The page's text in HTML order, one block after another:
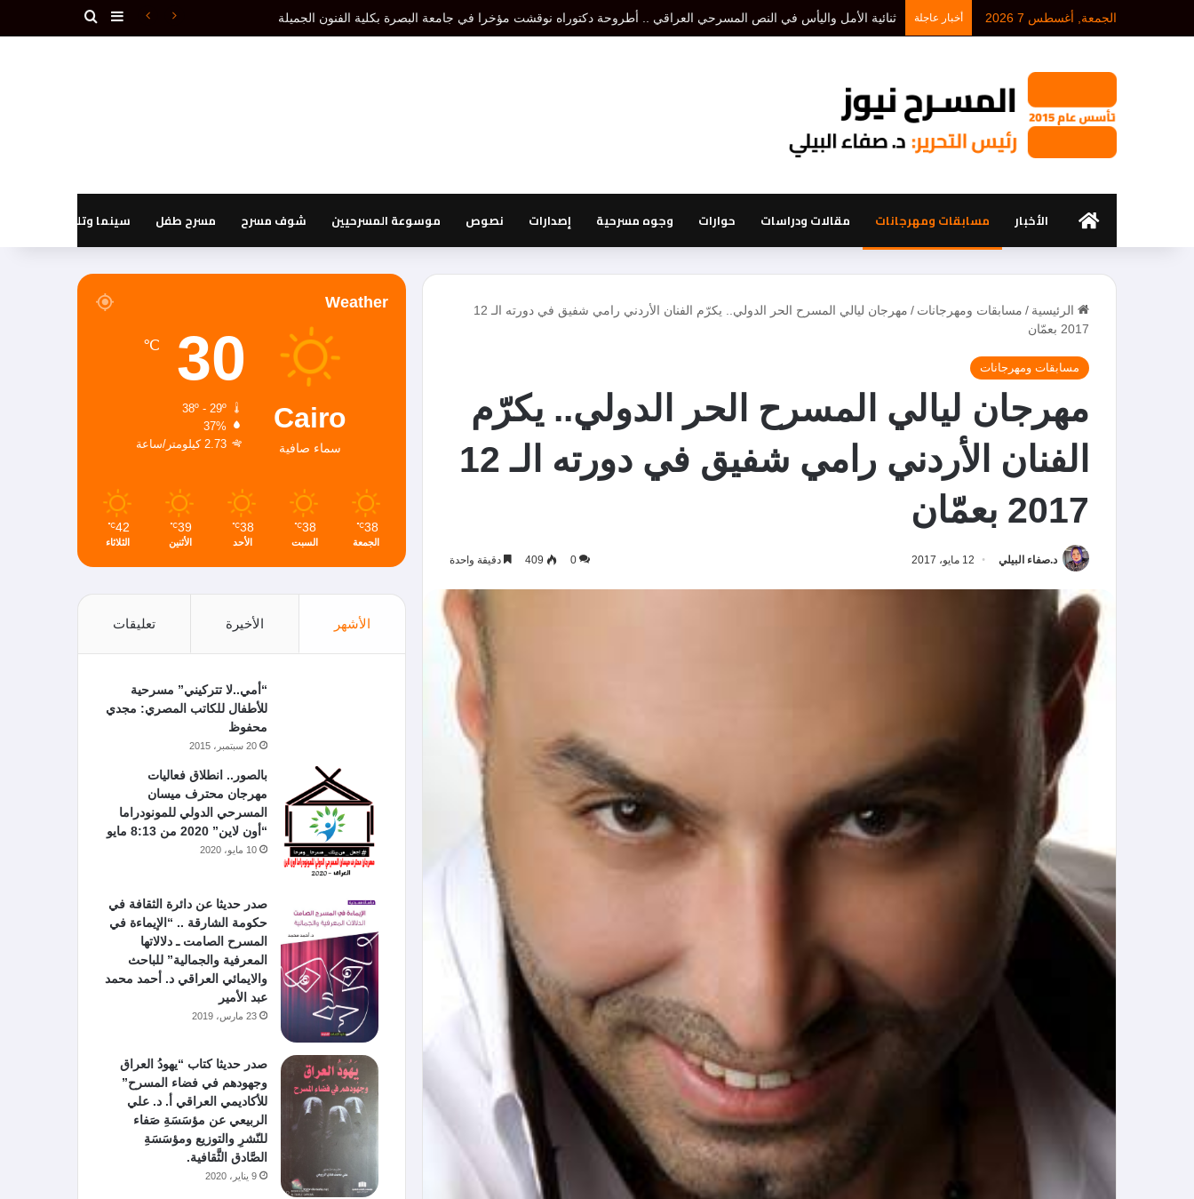
الجمعة, أغسطس 7 2026 أخبار عاجلة د. أحمد بلخيري: كل تنظير مسرحي هو إقصاء لتنظير أو تنظيرات أخرى، أما نظرية المسرح فتدرس الكل دون إقصاء.(1ـ 3) إضافة عمود جانبي
الرئيسيةالأخبار مسابقات ومهرجانات مقالات ودراسات حوارات وجوه مسرحية إصدارات نصوص موسوعة المسرحيين شوف مسرح مسرح طفل سينما وتليفزيون
الرئيسية / مسابقات ومهرجانات /
مهرجان ليالي المسرح الحر الدولي.. يكرّم الفنان الأردني رامي شفيق في دورته الـ 12
2017 بعمّان
مسابقات ومهرجانات
مهرجان ليالي المسرح الحر الدولي.. يكرّم
الفنان الأردني رامي شفيق في دورته الـ 12
2017 بعمّان
د.صفاء البيلي 12 مايو، 2017 0
409 دقيقة واحدة
Weather
Cairo
سماء صافية
30
℃
37%
2.73 كيلومتر/ساعة
38
℃
الجمعة
38
℃
السبت
38
℃
الأحد
39
℃
الأثنين
42
℃
الثلاثاء
الأشهر الأخيرة تعليقات
“أمي..لا تتركيني” مسرحية
للأطفال للكاتب المصري: مجدي
محفوظ
20 سبتمبر، 2015
بالصور.. انطلاق فعاليات
مهرجان محترف ميسان
المسرحي الدولي للمونودراما
“أون لاين” 2020 من 8:13 مايو
10 مايو، 2020
صدر حديثا عن دائرة الثقافة في
حكومة الشارقة .. “الإيماءة في
المسرح الصامت ـ دلالاتها
المعرفية والجمالية” للباحث
والايمائي العراقي د. أحمد محمد
عبد الأمير
23 مارس، 2019
صدر حديثا كتاب “يهودُ العراق
وجهودهم في فضاء المسرح”
للأكاديمي العراقي أ. د. علي
الربيعي عن مؤسَسَةِ صَفاء
للنّشرِ والتوزيع ومؤسَسَةِ
الصَّادق الثَّقافية.
9 يناير، 2020